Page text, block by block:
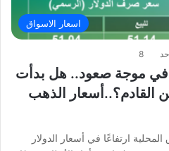
اسعار الاسواق
8
في موجة صعود.. هل بدأت
القادم؟..أسعار الذهب
ارتفاعًا في أسعار الدولار